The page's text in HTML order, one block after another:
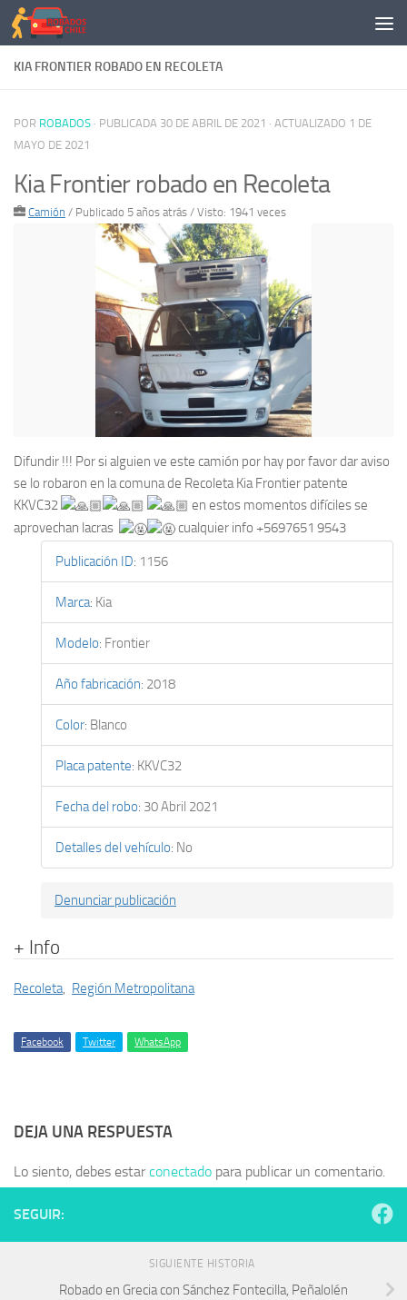
Saltar al contenido
KIA FRONTIER ROBADO EN RECOLETA
POR ROBADOS · PUBLICADA 30 DE ABRIL DE 2021 · ACTUALIZADO 1 DE
MAYO DE 2021
Kia Frontier robado en Recoleta
Camión / Publicado 5 años atrás / Visto: 1941 veces
Difundir !!! Por si alguien ve este camión por hay por favor dar aviso
se lo robaron en la comuna de Recoleta Kia Frontier patente
KKVC32
en estos momentos difíciles se
aprovechan lacras
cualquier info ‭+5697651 9543‬
Publicación ID: 1156
Marca: Kia
Modelo: Frontier
Año fabricación: 2018
Color: Blanco
Placa patente: KKVC32
Fecha del robo: 30 Abril 2021
Detalles del vehículo: No
Denunciar publicación
+ Info
Recoleta, Región Metropolitana
Facebook Twitter WhatsApp
DEJA UNA RESPUESTA
Lo siento, debes estarconectado para publicar un comentario.
SEGUIR:
SIGUIENTE HISTORIA
Robado en Grecia con Sánchez Fontecilla, Peñalolén